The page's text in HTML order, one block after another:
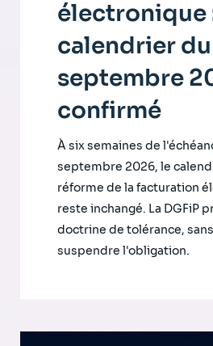
électronique
calendrier du
septembre
confirmé
À six semaines de
septembre 2026, le
réforme de la facturation
reste inchangé. La DGFiP
doctrine de tolérance,
suspendre l'obligation.